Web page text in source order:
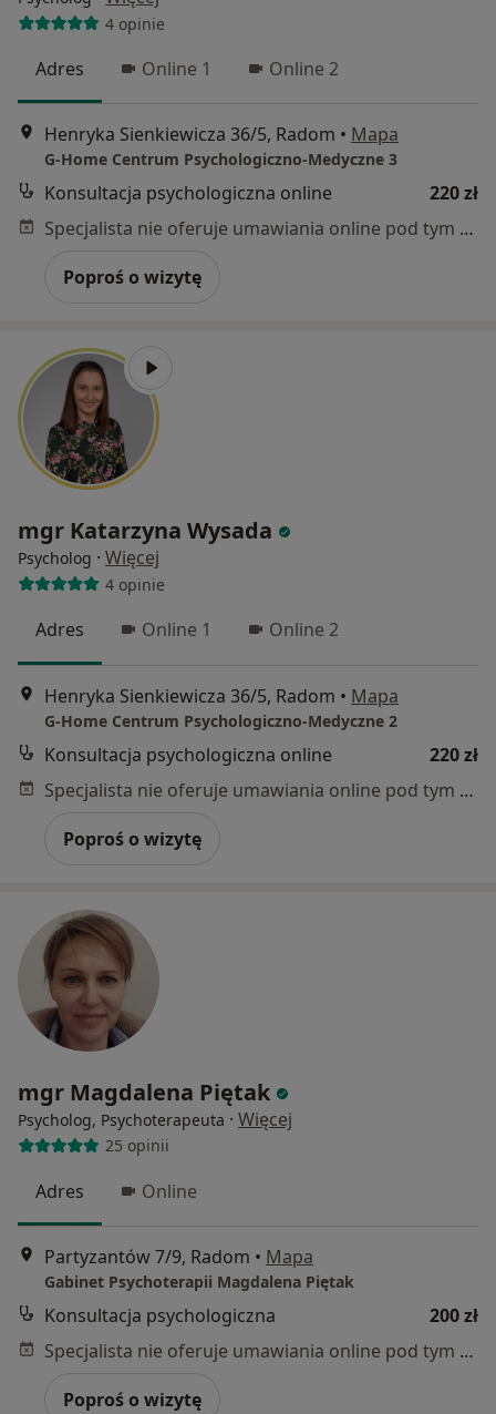
4 opinie
Adres Online 1 Online 2
Henryka Sienkiewicza 36/5, Radom • Mapa
G-Home Centrum Psychologiczno-Medyczne 3
Konsultacja psychologiczna online
220 zł
Specjalista nie oferuje umawiania online pod tym adresem.
Poproś o wizytę
mgr Katarzyna Wysada
Psycholog · Więcej
4 opinie
Adres Online 1 Online 2
Henryka Sienkiewicza 36/5, Radom • Mapa
G-Home Centrum Psychologiczno-Medyczne 2
Konsultacja psychologiczna online
220 zł
Specjalista nie oferuje umawiania online pod tym adresem.
Poproś o wizytę
mgr Magdalena Piętak
Psycholog, Psychoterapeuta · Więcej
25 opinii
Adres Online
Partyzantów 7/9, Radom • Mapa
Gabinet Psychoterapii Magdalena Piętak
Konsultacja psychologiczna
200 zł
Specjalista nie oferuje umawiania online pod tym adresem.
Poproś o wizytę